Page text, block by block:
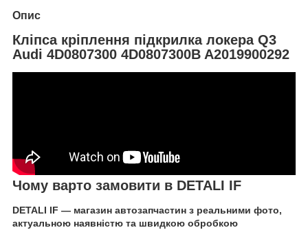
Опис
Кліпса кріплення підкрилка локера Q3
Audi 4D0807300 4D0807300B A2019900292
Чому варто замовити в DETALI IF
DETALI IF — магазин автозапчастин з реальними фото,
актуальною наявністю та швидкою обробкою